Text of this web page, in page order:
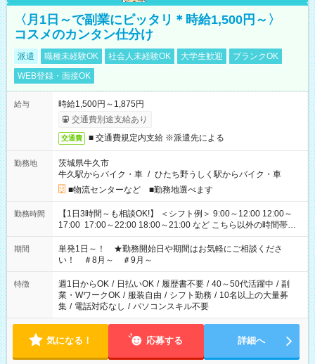
〈月1日～で副業にピッタリ＊時給1,500円～〉
コスメのカンタン仕分け
派遣 職種未経験OK 社会人未経験OK 大学生歓迎
ブランクOK
WEB登録・面接OK
給与
時給1,500円～1,875円
交通費別途支給あり
交通費 ■ 交通費規定内支給 ※派遣先による
勤務地
茨城県牛久市
牛久駅からバイク・車 / ひたち野うしく駅からバイク・車
■物流センターなど ■勤務地選べます
勤務時間
【1日3時間～も相談OK!】 ＜シフト例＞ 9:00～12:00 12:00～
17:00 17:00～22:00 18:00～21:00 など こちら以外の時間帯も
お気軽にご相談ください！
期間
単発1日～！ ★勤務開始日や期間はお気軽にご相談くださ
い！ ＃8月～ ＃9月～
特徴 週1日からOK / 日払いOK / 履歴書不要 / 40～50代活躍中 / 副
業・WワークOK / 服装自由 / シフト勤務 / 10名以上の大量募
集 / 電話対応なし / パソコンスキル不要
気になる！ 応募する 詳細へ